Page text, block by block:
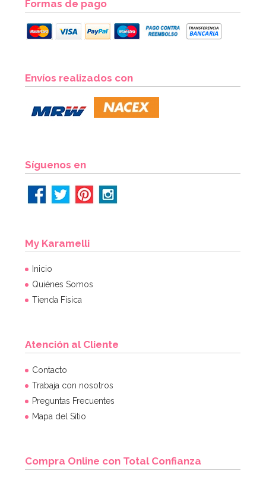
Formas de pago
Envíos realizados con
Síguenos en
My Karamelli
Inicio
Quiénes Somos
Tienda Física
Atención al Cliente
Contacto
Trabaja con nosotros
Preguntas Frecuentes
Mapa del Sitio
Compra Online con Total Confianza